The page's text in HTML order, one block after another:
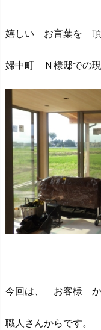
嬉しい お言葉を 頂
婦中町 Ｎ様邸での現
今回は、 お客様 か
職人さんからです。